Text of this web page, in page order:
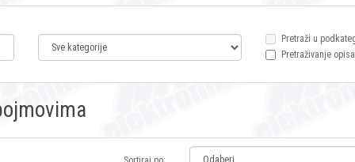
Pretraži u
Pretraživanje